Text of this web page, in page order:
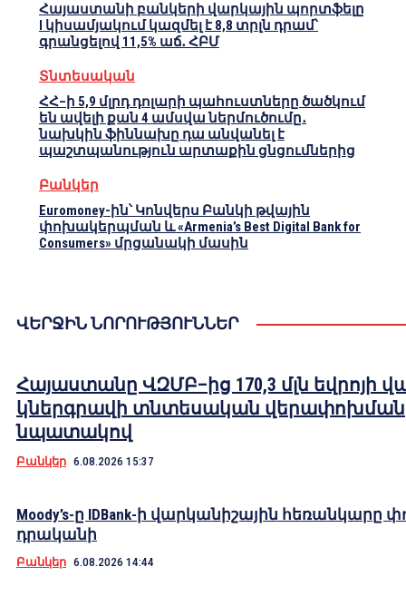
Հայաստանի բանկերի վարկային պորտֆելը
I կիսամյակում կազմել է 8,8 տրլն դրամ՝
գրանցելով 11,5% աճ․ ՀԲՄ
Տնտեսական
ՀՀ–ի 5,9 մլրդ դոլարի պահուստները ծածկում
են ավելի քան 4 ամսվա ներմուծումը․
նախկին ֆիննախը դա անվանել է
պաշտպանություն արտաքին ցնցումներից
Բանկեր
Euromoney-ին՝ Կոնվերս Բանկի թվային
փոխակերպման և «Armenia’s Best Digital Bank for
Consumers» մրցանակի մասին
ՎԵՐՋԻՆ ՆՈՐՈՒԹՅՈՒՆՆԵՐ
Հայաստանը ՎԶՄԲ–ից 170,3 մլն եվրոյի
կներգրավի տնտեսական վերափոխման
նպատակով
Բանկեր 6.08.2026 15:37
Moody’s-ը IDBank-ի վարկանիշային հեռանկարը
դրականի
Բանկեր 6.08.2026 14:44